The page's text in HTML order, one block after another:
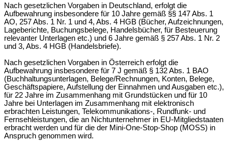
Nach gesetzlichen Vorgaben in Deutschland, erfolgt die
Aufbewahrung insbesondere für 10 Jahre gemäß §§ 147 Abs. 1
AO, 257 Abs. 1 Nr. 1 und 4, Abs. 4 HGB (Bücher, Aufzeichnungen,
Lageberichte, Buchungsbelege, Handelsbücher, für Besteuerung
relevanter Unterlagen etc.) und 6 Jahre gemäß § 257 Abs. 1 Nr. 2
und 3, Abs. 4 HGB (Handelsbriefe).
Nach gesetzlichen Vorgaben in Österreich erfolgt die
Aufbewahrung insbesondere für 7 J gemäß § 132 Abs. 1 BAO
(Buchhaltungsunterlagen, Belege/Rechnungen, Konten, Belege,
Geschäftspapiere, Aufstellung der Einnahmen und Ausgaben etc.),
für 22 Jahre im Zusammenhang mit Grundstücken und für 10
Jahre bei Unterlagen im Zusammenhang mit elektronisch
erbrachten Leistungen, Telekommunikations-, Rundfunk- und
Fernsehleistungen, die an Nichtunternehmer in EU-Mitgliedstaaten
erbracht werden und für die der Mini-One-Stop-Shop (MOSS) in
Anspruch genommen wird.